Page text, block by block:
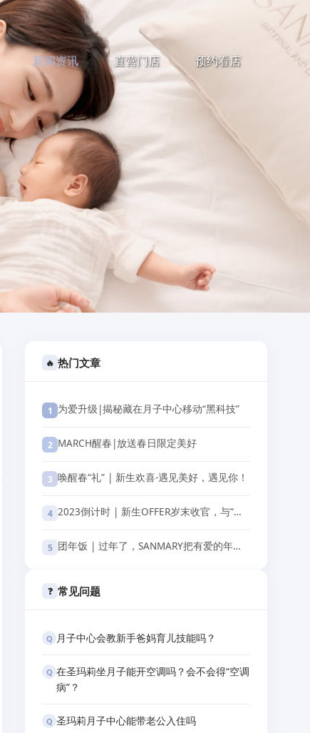
新闻资讯 直营门店 预约看店
🔥 热门文章
1 为爱升级|揭秘藏在月子中心移动“黑科技”
2 MARCH醒春|放送春日限定美好
3 唤醒春“礼” | 新生欢喜-遇见美好，遇见你！
4 2023倒计时 | 新生OFFER岁末收官，与“礼”相关！
5 团年饭 | 过年了，SANMARY把有爱的年夜饭做给你们
❓ 常见问题
Q 月子中心会教新手爸妈育儿技能吗？
Q 在圣玛莉坐月子能开空调吗？会不会得“空调
病”？
Q 圣玛莉月子中心能带老公入住吗